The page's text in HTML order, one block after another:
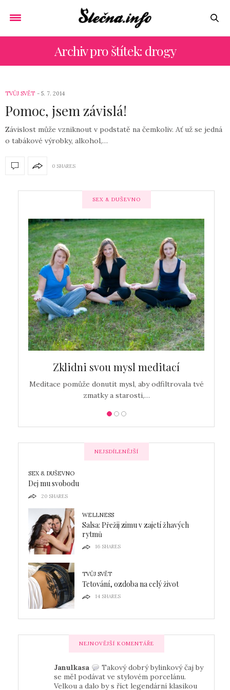
Archiv pro štítek: drogy
TVŮJ SVĚT 5. 7. 2014
Pomoc, jsem závislá!
Závislost může vzniknout v podstatě na čemkoliv. Ať už se jedná
o tabákové výrobky, alkohol,…
0 SHARES
SEX & DUŠEVNO
Zklidni svou mysl meditací
Meditace pomůže donutit mysl, aby odfiltrovala tvé
zmatky a starosti,…
NEJSDÍLENĚJŠÍ
SEX & DUŠEVNO
Dej mu svobodu
20 SHARES
WELLNESS
Salsa: Přežij zimu v zajetí žhavých
rytmů
16 SHARES
TVŮJ SVĚT
Tetování, ozdoba na celý život
14 SHARES
NEJNOVĚJŠÍ KOMENTÁŘE
Janulkasa
Takový dobrý bylinkový čaj by
se měl podávat ve stylovém porcelánu.
Velkou a dalo by s říct legendární klasikou